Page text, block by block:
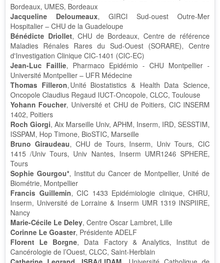
Bordeaux, UMES, Bordeaux
Jacqueline Deloumeaux, GIRCI Sud-ouest Outre-Mer
Hospitalier – CHU de la Guadeloupe
Bénédicte Driollet, CHU de Bordeaux, Centre de référence
Maladies Rénales Rares du Sud-Ouest (SORARE), Centre
d'Investigation Clinique CIC-1401 (CIC-EC)
Jean-Luc Faillie, Pharmaco Epidémio - CHU Montpellier -
Université Montpellier – UFR Médecine
Thomas Filleron, Unité Biostatistics & Health Data Science,
Oncopole Claudius Regaud IUCT-Oncopole, CLCC, Toulouse
Yohann Foucher, Université et CHU de Poitiers, CIC INSERM
1402, Poitiers
Roch Giorgi, Aix Marseille Univ, APHM, Inserm, IRD, SESSTIM,
ISSPAM, Hop Timone, BioSTIC, Marseille
Bruno Giraudeau, CHU de Tours, Inserm, Univ Tours, CIC
1415 /Univ Tours, Univ Nantes, Inserm UMR1246 SPHERE,
Tours
Sophie Gourgou*, Institut du Cancer de Montpellier, Unité de
Biométrie, Montpellier
Francis Guillemin, CIC 1433 Epidémiologie clinique, CHRU,
Inserm, Université de Lorraine & Inserm UMR 1319 INSPIIRE,
Nancy
Marie-Cécile Le Deley, Centre Oscar Lambret, Lille
Corinne Le Goaster, Présidente ADELF
Florent Le Borgne, Data Factory & Analytics, Institut de
Cancérologie de l’Ouest, CLCC, Saint-Herblain